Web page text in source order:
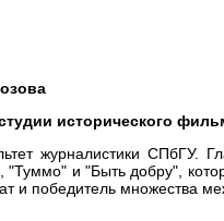
исторического
журналистики СПбГУ.
"Туммо" и "Быть добру",
и победитель множества